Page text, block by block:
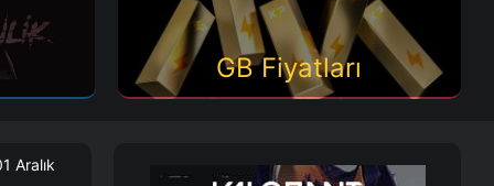
GB Fiyatları
Aralık